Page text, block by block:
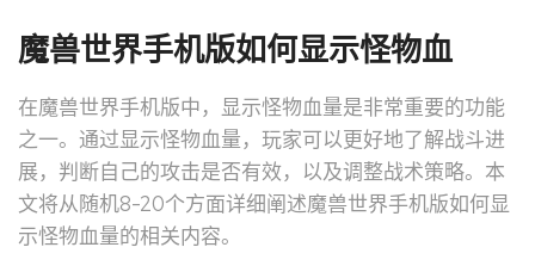
魔兽世界手机版如何显示怪物血
在魔兽世界手机版中，显示怪物血量是非常重要的功能
之一。通过显示怪物血量，玩家可以更好地了解战斗进
展，判断自己的攻击是否有效，以及调整战术策略。本
文将从随机8-20个方面详细阐述魔兽世界手机版如何显
示怪物血量的相关内容。